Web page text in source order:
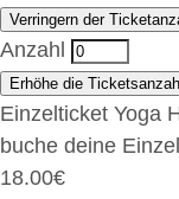
Verringern der
Anzahl
Erhöhe die
Einzelticket Yoga
buche deine
18.00€